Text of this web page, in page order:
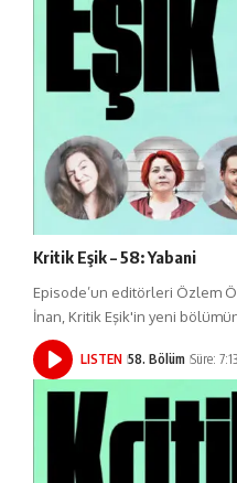
Kritik Eşik – 58: Yabani
Episode’un editörleri Özlem
İnan, Kritik Eşik'in yeni
LISTEN 58. Bölüm Süre: 7:13